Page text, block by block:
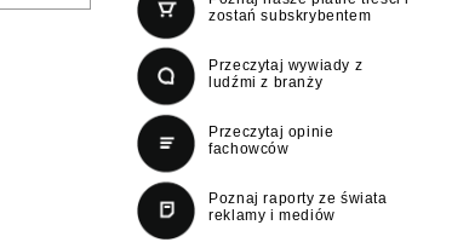
zostań subskrybentem
Przeczytaj wywiady z
ludźmi z branży
Przeczytaj opinie
fachowców
Poznaj raporty ze świata
reklamy i mediów